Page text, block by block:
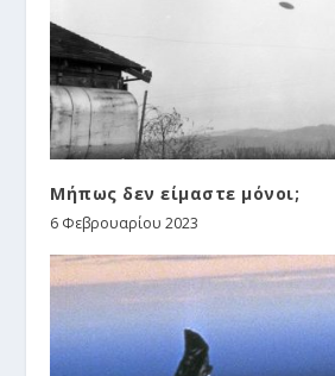
Μήπως δεν είμαστε μόνοι;
6 Φεβρουαρίου 2023